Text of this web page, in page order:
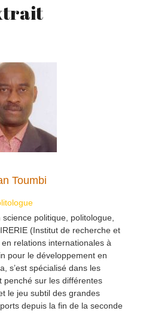
Toumbi
politique, politologue,
(Institut de recherche et
relations internationales à
pour le développement en
s’est spécialisé dans les
penché sur les différentes
le jeu subtil des grandes
depuis la fin de la seconde